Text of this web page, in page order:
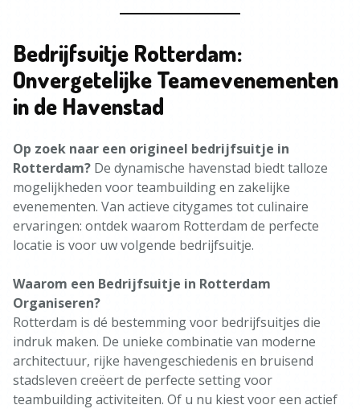
Bedrijfsuitje Rotterdam:
Onvergetelijke Teamevenementen
in de Havenstad
Op zoek naar een origineel bedrijfsuitje in
Rotterdam? De dynamische havenstad biedt talloze
mogelijkheden voor teambuilding en zakelijke
evenementen. Van actieve citygames tot culinaire
ervaringen: ontdek waarom Rotterdam de perfecte
locatie is voor uw volgende bedrijfsuitje.
Waarom een Bedrijfsuitje in Rotterdam
Organiseren?
Rotterdam is dé bestemming voor bedrijfsuitjes die
indruk maken. De unieke combinatie van moderne
architectuur, rijke havengeschiedenis en bruisend
stadsleven creëert de perfecte setting voor
teambuilding activiteiten. Of u nu kiest voor een actief